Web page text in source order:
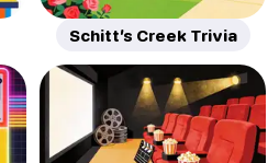
Schitt’s Creek Trivia